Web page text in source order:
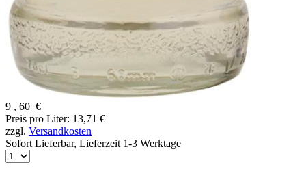
9 , 60 €
Preis pro Liter: 13,71 €
zzgl. Versandkosten
Sofort Lieferbar, Lieferzeit 1-3 Werktage